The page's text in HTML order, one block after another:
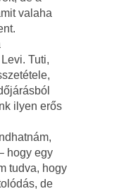
valaha
Tuti,
ilyen erős
hogy egy
tudva, hogy
de